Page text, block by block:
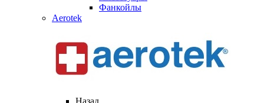
Фанкойлы
Aerotek
Назад